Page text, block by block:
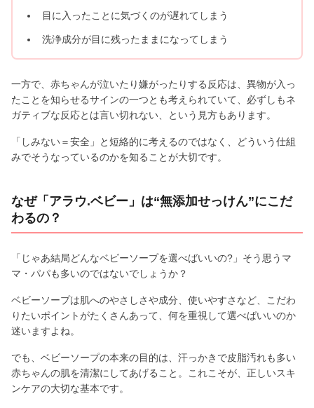
目に入ったことに気づくのが遅れてしまう
洗浄成分が目に残ったままになってしまう
一方で、赤ちゃんが泣いたり嫌がったりする反応は、異物が入っ
たことを知らせるサインの一つとも考えられていて、必ずしもネ
ガティブな反応とは言い切れない、という見方もあります。
「しみない＝安全」と短絡的に考えるのではなく、どういう仕組
みでそうなっているのかを知ることが大切です。
なぜ「アラウ.ベビー」は“無添加せっけん”にこだ
わるの？
「じゃあ結局どんなベビーソープを選べばいいの?」そう思うマ
マ・パパも多いのではないでしょうか？
ベビーソープは肌へのやさしさや成分、使いやすさなど、こだわ
りたいポイントがたくさんあって、何を重視して選べばいいのか
迷いますよね。
でも、ベビーソープの本来の目的は、汗っかきで皮脂汚れも多い
赤ちゃんの肌を清潔にしてあげること。これこそが、正しいスキ
ンケアの大切な基本です。